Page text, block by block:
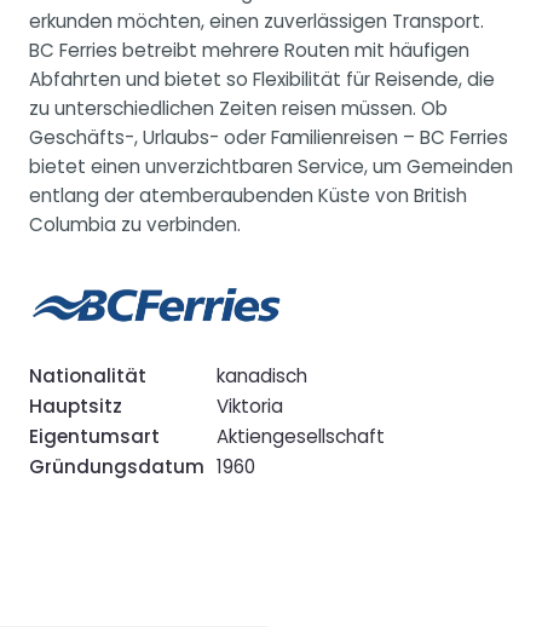
erkunden möchten, einen zuverlässigen Transport.
BC Ferries betreibt mehrere Routen mit häufigen
Abfahrten und bietet so Flexibilität für Reisende, die
zu unterschiedlichen Zeiten reisen müssen. Ob
Geschäfts-, Urlaubs- oder Familienreisen – BC Ferries
bietet einen unverzichtbaren Service, um Gemeinden
entlang der atemberaubenden Küste von British
Columbia zu verbinden.
Nationalität
kanadisch
Hauptsitz
Viktoria
Eigentumsart
Aktiengesellschaft
Gründungsdatum 1960